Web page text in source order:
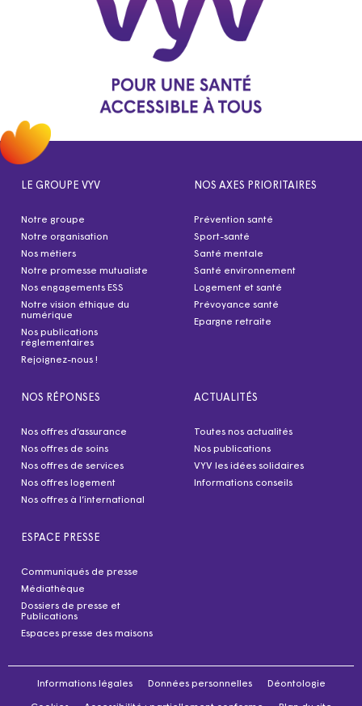
LE GROUPE VYV
Notre groupe
Notre organisation
Nos métiers
Notre promesse mutualiste
Nos engagements ESS
Notre vision éthique du
numérique
Nos publications
réglementaires
Rejoignez-nous !
NOS AXES PRIORITAIRES
Prévention santé
Sport-santé
Santé mentale
Santé environnement
Logement et santé
Prévoyance santé
Epargne retraite
NOS RÉPONSES
Nos offres d’assurance
Nos offres de soins
Nos offres de services
Nos offres logement
Nos offres à l’international
ACTUALITÉS
Toutes nos actualités
Nos publications
VYV les idées solidaires
Informations conseils
ESPACE PRESSE
Communiqués de presse
Médiathèque
Dossiers de presse et
Publications
Espaces presse des maisons
Informations légales Données personnelles Déontologie